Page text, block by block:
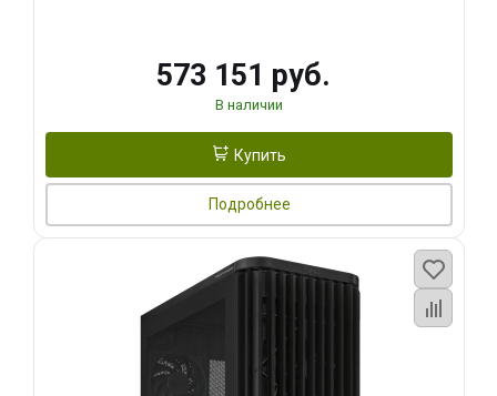
573 151 руб.
В наличии
Купить
Подробнее